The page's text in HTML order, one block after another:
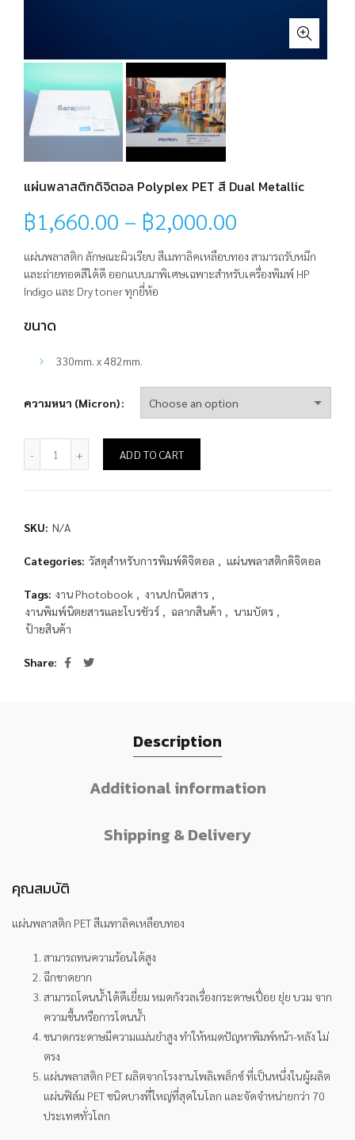
แผ่นพลาสติกดิจิตอล Polyplex PET สี Dual Metallic
฿1,660.00 – ฿2,000.00
แผ่นพลาสติก ลักษณะผิวเรียบ สีเมทาลิคเหลือบทอง สามารถรับหมึก
และถ่ายทอดสีได้ดี ออกแบบมาพิเศษเฉพาะสำหรับเครื่องพิมพ์ HP
Indigo และ Dry toner ทุกยี่ห้อ
ขนาด
330mm. x 482mm.
ความหนา (Micron)
ADD TO CART
SKU: N/A
Categories: วัสดุสำหรับการพิมพ์ดิจิตอล , แผ่นพลาสติกดิจิตอล
Tags: งาน Photobook , งานปกนิตสาร ,
งานพิมพ์นิตยสารและโบรชัวร์ , ฉลากสินค้า , นามบัตร ,
ป้ายสินค้า
Share
Description
Additional information
Shipping & Delivery
คุณสมบัติ
แผ่นพลาสติก PET สีเมทาลิคเหลือบทอง
สามารถทนความร้อนได้สูง
ฉีกขาดยาก
สามารถโดนน้ำได้ดีเยี่ยม หมดกังวลเรื่องกระดาษเปื่อย ยุ่ย บวม จาก
ความชื้นหรือการโดนน้ำ
ขนาดกระดาษมีความแม่นยำสูง ทำให้หมดปัญหาพิมพ์หน้า-หลัง ไม่
ตรง
แผ่นพลาสติก PET ผลิตจากโรงงานโพลิเพล็กซ์ ที่เป็นหนึ่งในผู้ผลิต
แผ่นฟิล์ม PET ชนิดบางที่ใหญ่ที่สุดในโลก และจัดจำหน่ายกว่า 70
ประเทศทั่วโลก